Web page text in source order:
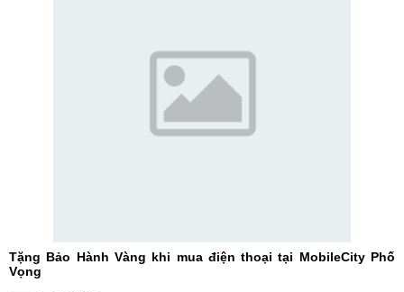
Tặng Bảo Hành Vàng khi mua điện thoại tại MobileCity Phố
Vọng